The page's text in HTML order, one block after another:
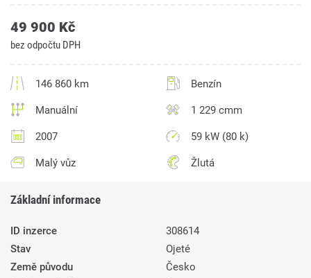
49 900 Kč
bez odpočtu DPH
146 860 km Benzín
Manuální 1 229 cmm
2007 59 kW (80 k)
Malý vůz Žlutá
Základní informace
ID inzerce
308614
Stav
Ojeté
Země původu
Česko